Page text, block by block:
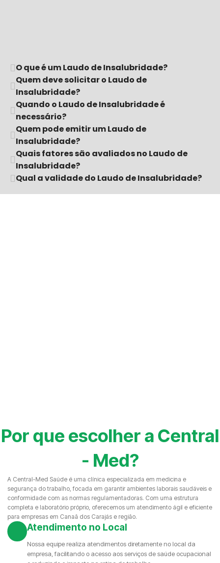
O que é um Laudo de Insalubridade?
Quem deve solicitar o Laudo de
Insalubridade?
Quando o Laudo de Insalubridade é
necessário?
Quem pode emitir um Laudo de
Insalubridade?
Quais fatores são avaliados no Laudo de
Insalubridade?
Qual a validade do Laudo de Insalubridade?
Por que escolher a Central
- Med?
A Central-Med Saúde é uma clínica especializada em medicina e
segurança do trabalho, focada em garantir ambientes laborais saudáveis e
conformidade com as normas regulamentadoras. Com uma estrutura
completa e laboratório próprio, oferecemos um atendimento ágil e eficiente
para empresas em Canaã dos Carajás e região.
Atendimento no Local
Nossa equipe realiza atendimentos diretamente no local da
empresa, facilitando o acesso aos serviços de saúde ocupacional